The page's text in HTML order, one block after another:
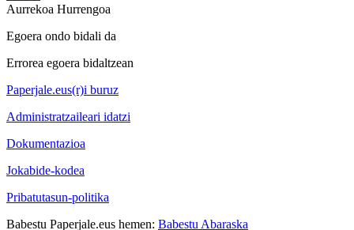
Aurrekoa Hurrengoa
Egoera ondo bidali da
Errorea egoera bidaltzean
Paperjale.eus(r)i buruz
Administratzaileari idatzi
Dokumentazioa
Jokabide-kodea
Pribatutasun-politika
Babestu Paperjale.eus hemen: Babestu Abaraska